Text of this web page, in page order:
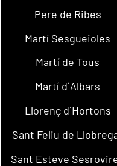
Pere de Ribes
Martí Sesgueioles
Martí de Tous
Martí d´Albars
Llorenç d´Hortons
Sant Feliu de
Sant Esteve